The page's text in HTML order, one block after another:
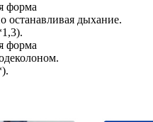
форма
останавливая дыхание.
форма